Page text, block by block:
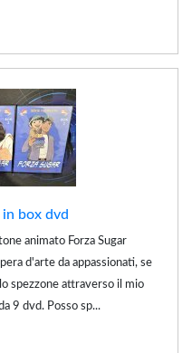
in box dvd
animato Forza Sugar
d'arte da appassionati, se
spezzone attraverso il mio
9 dvd. Posso sp...